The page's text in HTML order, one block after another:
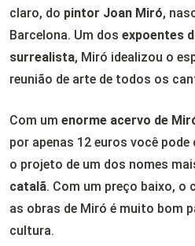
claro, do pintor Joan Miró,
Barcelona. Um dos expoentes
surrealista, Miró idealizou o
reunião de arte de todos os
Com um enorme acervo de
por apenas 12 euros você
o projeto de um dos nomes
catalã. Com um preço baixo, o
as obras de Miró é muito bom
cultura.